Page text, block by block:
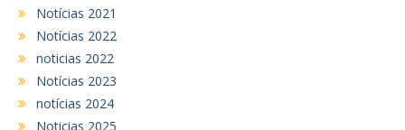
Notícias 2021
Notícias 2022
noticias 2022
Notícias 2023
notícias 2024
Noticias 2025